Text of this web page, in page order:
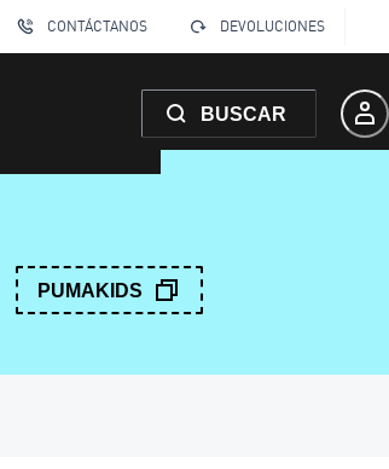
CONTÁCTANOS DEVOLUCIONES
BUSCAR
PUMAKIDS